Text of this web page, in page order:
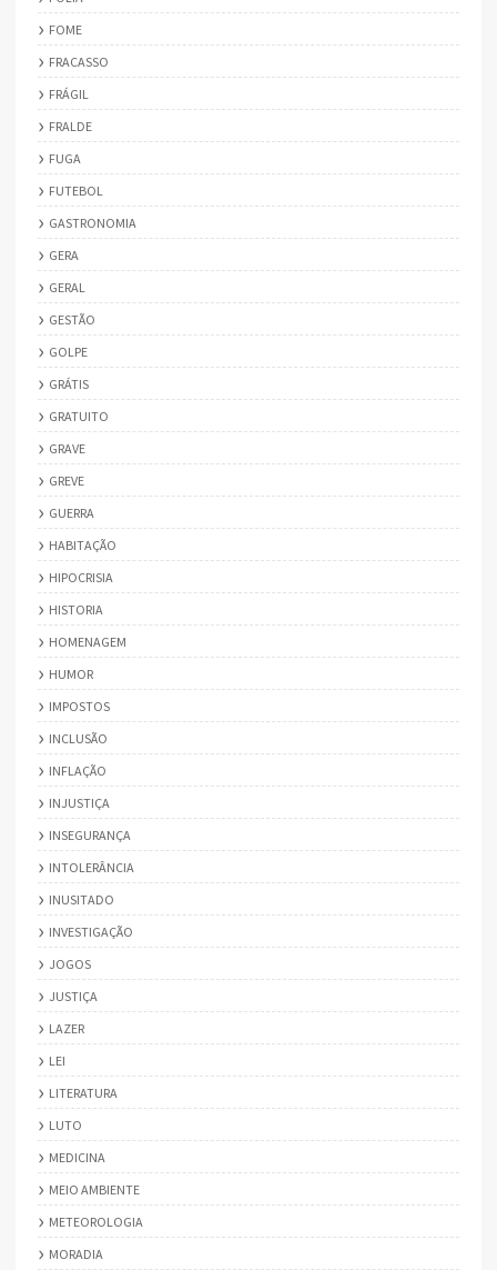
FOME
FRACASSO
FRÁGIL
FRALDE
FUGA
FUTEBOL
GASTRONOMIA
GERA
GERAL
GESTÃO
GOLPE
GRÁTIS
GRATUITO
GRAVE
GREVE
GUERRA
HABITAÇÃO
HIPOCRISIA
HISTORIA
HOMENAGEM
HUMOR
IMPOSTOS
INCLUSÃO
INFLAÇÃO
INJUSTIÇA
INSEGURANÇA
INTOLERÂNCIA
INUSITADO
INVESTIGAÇÃO
JOGOS
JUSTIÇA
LAZER
LEI
LITERATURA
LUTO
MEDICINA
MEIO AMBIENTE
METEOROLOGIA
MORADIA